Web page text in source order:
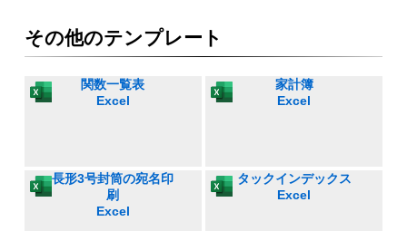
その他のテンプレート
関数一覧表
Excel
家計簿
Excel
長形3号封筒の宛名印
刷
Excel
タックインデックス
Excel